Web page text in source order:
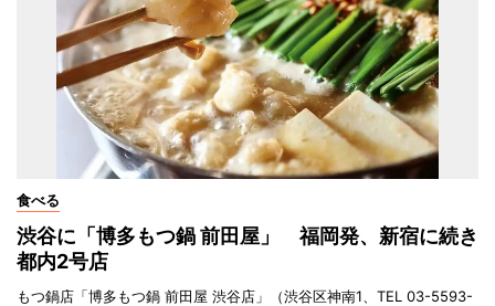
食べる
渋谷に「博多もつ鍋 前田屋」 福岡発、新宿に続き
都内2号店
もつ鍋店「博多もつ鍋 前田屋 渋谷店」（渋谷区神南1、TEL 03-5593-